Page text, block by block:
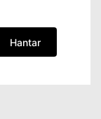
Hantar